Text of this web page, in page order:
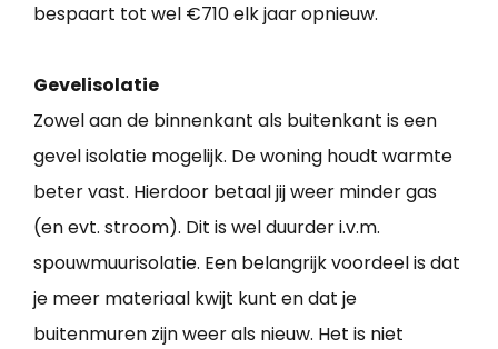
bespaart tot wel €710 elk jaar opnieuw.
Gevelisolatie
Zowel aan de binnenkant als buitenkant is een
gevel isolatie mogelijk. De woning houdt warmte
beter vast. Hierdoor betaal jij weer minder gas
(en evt. stroom). Dit is wel duurder i.v.m.
spouwmuurisolatie. Een belangrijk voordeel is dat
je meer materiaal kwijt kunt en dat je
buitenmuren zijn weer als nieuw. Het is niet